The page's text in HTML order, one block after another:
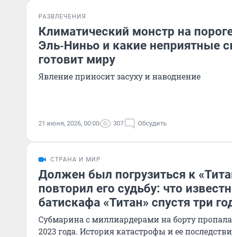
РАЗВЛЕЧЕНИЯ
Климатический монстр на
Эль‑Ниньо и какие неприятные
готовит миру
Явление приносит засуху и наводнение
21 июня, 2026, 00:00 307 Обсудить
СТРАНА И МИР
Должен был погрузиться к
повторил его судьбу: что
батискафа «Титан» спустя три
Субмарина с миллиардерами на борту
2023 года. История катастрофы и ее